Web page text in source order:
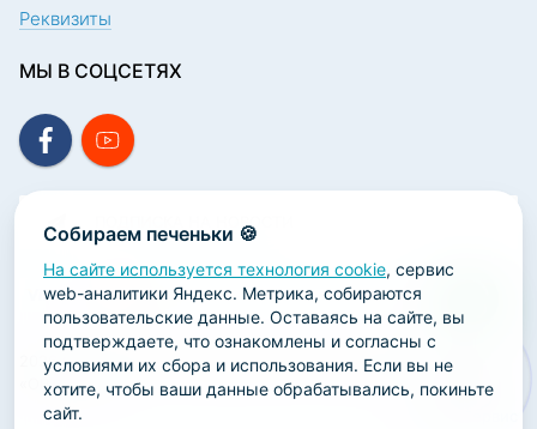
Собираем печеньки 🍪
На сайте используется технология cookie, сервис
web-аналитики Яндекс. Метрика, собираются
пользовательские данные. Оставаясь на сайте, вы
подтверждаете, что ознакомлены и согласны с
условиями их сбора и использования. Если вы не
хотите, чтобы ваши данные обрабатывались, покиньте
сайт.
Реквизиты
МЫ В СОЦСЕТЯХ
ПОДПИСКА НА НОВОСТИ
2026 ООО «Научно-производственная лаборатория
«ОРТОДЕНТ»